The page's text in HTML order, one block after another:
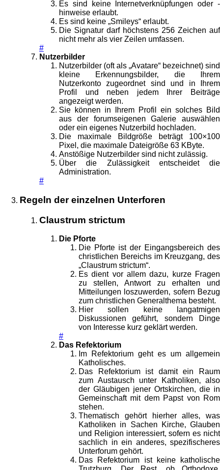
Es sind keine Internetverknüpfungen oder -
hinweise erlaubt.
Es sind keine „Smileys“ erlaubt.
Die Signatur darf höchstens 256 Zeichen auf
nicht mehr als vier Zeilen umfassen.
#
Nutzerbilder
Nutzerbilder (oft als „Avatare“ bezeichnet) sind
kleine Erkennungsbilder, die Ihrem
Nutzerkonto zugeordnet sind und in Ihrem
Profil und neben jedem Ihrer Beiträge
angezeigt werden.
Sie können in Ihrem Profil ein solches Bild
aus der forumseigenen Galerie auswählen
oder ein eigenes Nutzerbild hochladen.
Die maximale Bildgröße beträgt 100×100
Pixel, die maximale Dateigröße 63 KByte.
Anstößige Nutzerbilder sind nicht zulässig.
Über die Zulässigkeit entscheidet die
Administration.
#
Regeln der einzelnen Unterforen
Claustrum strictum
Die Pforte
Die Pforte ist der Eingangsbereich des
christlichen Bereichs im Kreuzgang, des
„Claustrum strictum“.
Es dient vor allem dazu, kurze Fragen
zu stellen, Antwort zu erhalten und
Mitteilungen loszuwerden, sofern Bezug
zum christlichen Generalthema besteht.
Hier sollen keine langatmigen
Diskussionen geführt, sondern Dinge
von Interesse kurz geklärt werden.
#
Das Refektorium
Im Refektorium geht es um allgemein
Katholisches.
Das Refektorium ist damit ein Raum
zum Austausch unter Katholiken, also
der Gläubigen jener Ortskirchen, die in
Gemeinschaft mit dem Papst von Rom
stehen.
Thematisch gehört hierher alles, was
Katholiken in Sachen Kirche, Glauben
und Religion interessiert, sofern es nicht
sachlich in ein anderes, spezifischeres
Unterforum gehört.
Das Refektorium ist keine katholische